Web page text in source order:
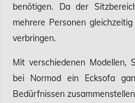
benötigen. Da der
mehrere Personen
verbringen.
Mit verschiedenen Modellen,
bei Normod ein Ecksofa
Bedürfnissen